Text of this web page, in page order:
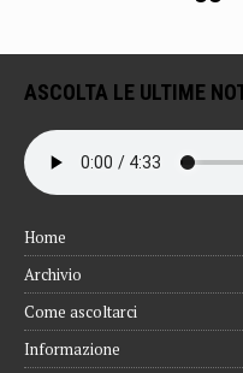
ASCOLTA LE ULTIME
Home
Archivio
Come ascoltarci
Informazione